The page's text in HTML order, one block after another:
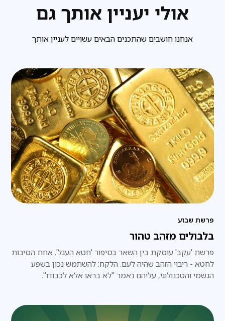
אולי יעניין אותך גם
אנחנו חושבים שהתכנים הבאים עשויים לעניין אותך
פרשת שבוע
בלבולים מזהב טהור
פרשת 'עקב' עוסקת בין השאר בסיפור 'חטא העגל'. אחת הסיבות
לחטא - ריבוי הזהב שהיה לעם. הלקח: להשתמש נכון בשפע
הגשמי והטכנולוגי, עליהם נאמר "לא בראו אלא לכבודו".